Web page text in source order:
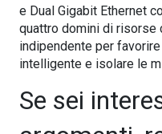
e Dual Gigabit Ethernet
quattro domini di risorse
indipendente per
intelligente e isolare le
Se sei